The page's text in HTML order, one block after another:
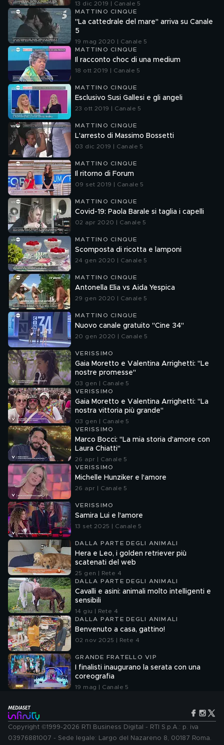
13 dic 2019 | Canale 5
MATTINO CINQUE
"La cattedrale del mare" arriva su Canale
5
19 mag 2020 | Canale 5
MATTINO CINQUE
Il racconto choc di una medium
18 ott 2019 | Canale 5
MATTINO CINQUE
Esclusivo Susi Gallesi e gli angeli
23 ott 2019 | Canale 5
MATTINO CINQUE
L'arresto di Massimo Bossetti
03 dic 2019 | Canale 5
MATTINO CINQUE
Il ritorno di Forum
09 set 2019 | Canale 5
MATTINO CINQUE
Covid-19: Paola Barale si taglia i capelli
02 apr 2020 | Canale 5
MATTINO CINQUE
Scomposta di ricotta e lamponi
24 gen 2020 | Canale 5
MATTINO CINQUE
Antonella Elia vs Aida Yespica
29 gen 2020 | Canale 5
MATTINO CINQUE
Nuovo canale gratuito "Cine 34"
20 gen 2020 | Canale 5
VERISSIMO
Gaia Moretto e Valentina Arrighetti: "Le
nostre promesse"
03 gen | Canale 5
VERISSIMO
Gaia Moretto e Valentina Arrighetti: "La
nostra vittoria più grande"
03 gen | Canale 5
VERISSIMO
Marco Bocci: "La mia storia d'amore con
Laura Chiatti"
26 apr | Canale 5
VERISSIMO
Michelle Hunziker e l'amore
26 apr | Canale 5
VERISSIMO
Samira Lui e l'amore
13 set 2025 | Canale 5
DALLA PARTE DEGLI ANIMALI
Hera e Leo, i golden retriever più
scatenati del web
25 gen | Rete 4
DALLA PARTE DEGLI ANIMALI
Cavalli e asini: animali molto intelligenti e
sensibili
14 giu | Rete 4
DALLA PARTE DEGLI ANIMALI
Benvenuto a casa, gattino!
02 nov 2025 | Rete 4
GRANDE FRATELLO VIP
I finalisti inaugurano la serata con una
coreografia
19 mag | Canale 5
Copyright ©1999-2026 RTI Business Digital - RTI S.p.A.: p. iva
03976881007 - Sede legale: Largo del Nazareno 8, 00187 Roma.